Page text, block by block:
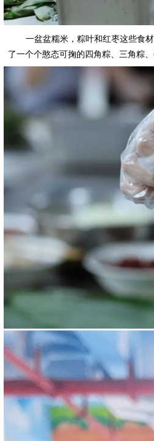
一盆盆糯米，粽叶和红枣这些食
了一个个憨态可掬的四角粽、三角粽